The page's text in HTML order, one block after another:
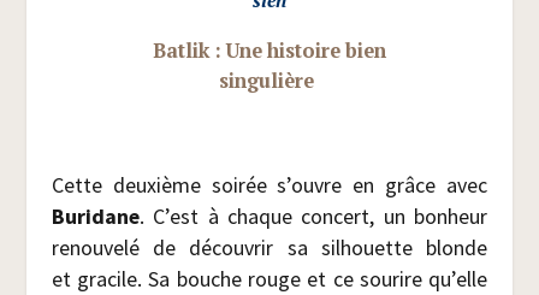
Bat­lik : Une his­toire bien
singulière
Cette deuxième soi­rée s’ouvre en grâce avec
Buri­dane. C’est à chaque concert, un bon­heur
renou­ve­lé de décou­vrir sa sil­houette blonde
et gra­cile. Sa bouche rouge et ce sou­rire qu’elle